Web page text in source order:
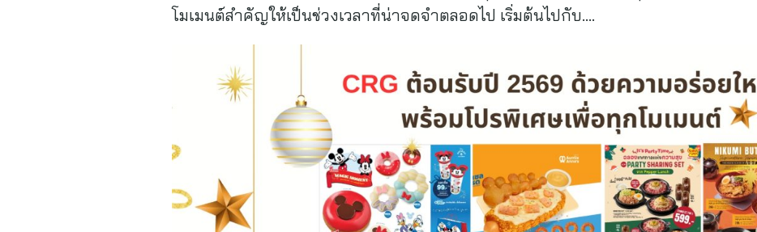
โมเมนต์สำคัญให้เป็นช่วงเวลาที่น่าจดจำตลอดไป เริ่มต้นไปกับ….